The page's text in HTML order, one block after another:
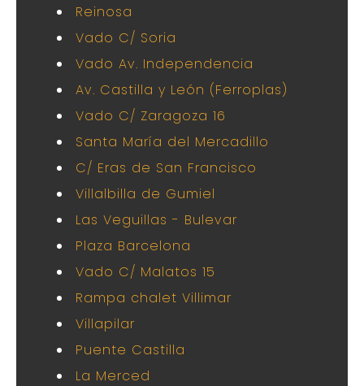
Reinosa
Vado C/ Soria
Vado Av. Independencia
Av. Castilla y León (Ferroplas)
Vado C/ Zaragoza 16
Santa María del Mercadillo
C/ Eras de San Francisco
Villalbilla de Gumiel
Las Veguillas - Bulevar
Plaza Barcelona
Vado C/ Malatos 15
Rampa chalet Villimar
Villapilar
Puente Castilla
La Merced